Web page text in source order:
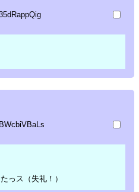
っス（失礼！）